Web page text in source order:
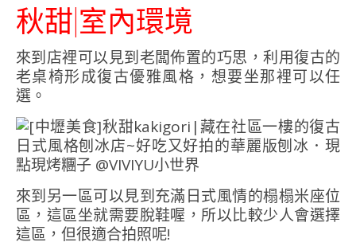
秋甜|室內環境
來到店裡可以見到老闆佈置的巧思，利用復古的
老桌椅形成復古優雅風格，想要坐那裡可以任
選。
來到另一區可以見到充滿日式風情的榻榻米座位
區，這區坐就需要脫鞋喔，所以比較少人會選擇
這區，但很適合拍照呢!